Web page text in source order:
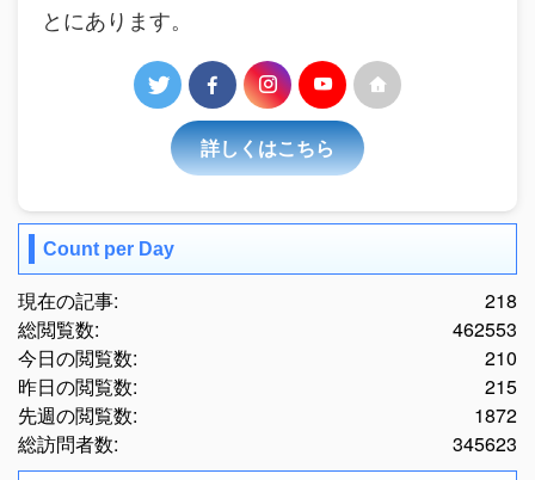
とにあります。
詳しくはこちら
Count per Day
218
現在の記事:
462553
総閲覧数:
210
今日の閲覧数:
215
昨日の閲覧数:
1872
先週の閲覧数:
345623
総訪問者数: